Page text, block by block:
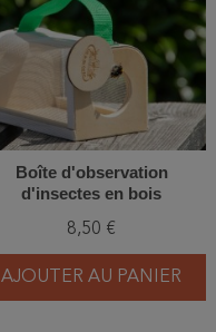
Boîte d'observation
d'insectes en bois
8,50 €
AJOUTER AU PANIER